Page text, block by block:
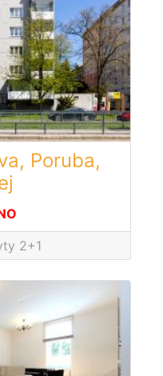
Poruba,
2+1